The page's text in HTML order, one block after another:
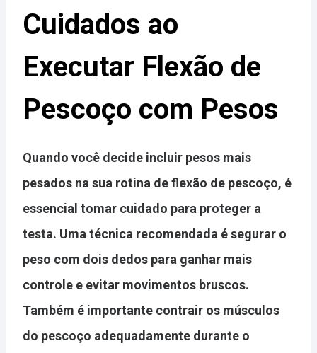
Cuidados ao
Executar Flexão de
Pescoço com Pesos
Quando você decide incluir pesos mais
pesados na sua rotina de flexão de pescoço, é
essencial tomar cuidado para proteger a
testa. Uma técnica recomendada é segurar o
peso com dois dedos para ganhar mais
controle e evitar movimentos bruscos.
Também é importante contrair os músculos
do pescoço adequadamente durante o